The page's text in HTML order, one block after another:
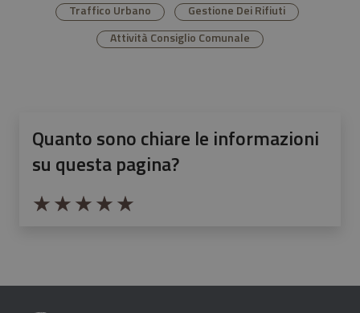
Traffico Urbano
Gestione Dei Rifiuti
Attività Consiglio Comunale
Quanto sono chiare le informazioni
su questa pagina?
Valuta da 1 a 5 stelle la pagina